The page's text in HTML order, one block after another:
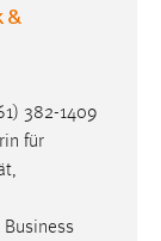
&
382-1409
für